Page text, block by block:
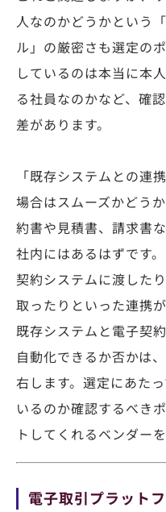
人なのかどうかという
ル」の厳密さも選定の
しているのは本当に本
る社員なのかなど、確
差があります。
「既存システムとの連
場合はスムーズかどう
約書や見積書、請求書
社内にはあるはずです
契約システムに渡した
取ったりといった連携
既存システムと電子契
自動化できるか否かは
右します。選定にあた
いるのか確認するべき
トしてくれるベンダー
電子取引プラット